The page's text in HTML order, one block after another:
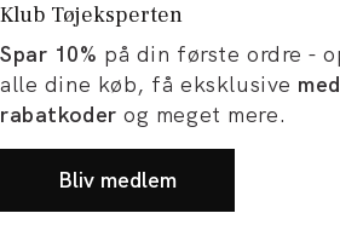
dit købog artikler
og karriere
Klub Tøjeksperten
Spar 10% på din første ordre -
alle dine køb, få eksklusive
rabatkoder og meget mere.
Bliv medlem